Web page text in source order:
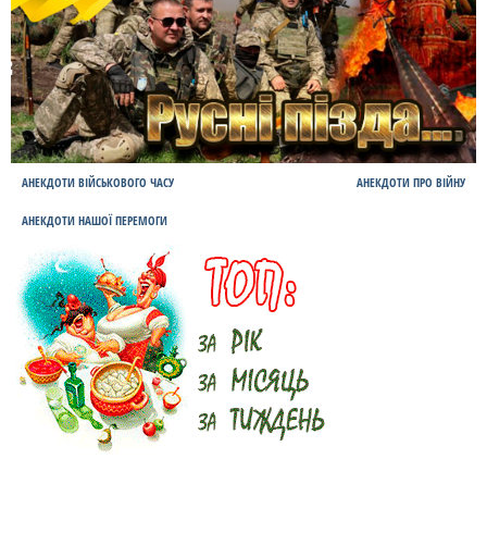
АНЕКДОТИ ВІЙСЬКОВОГО ЧАСУ АНЕКДОТИ ПРО ВІЙНУ
АНЕКДОТИ НАШОЇ ПЕРЕМОГИ